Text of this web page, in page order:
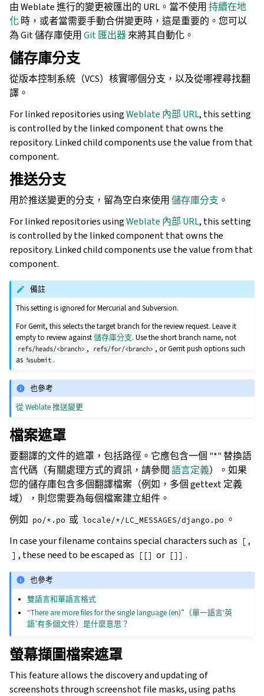
由 Weblate 進行的變更被匯出的 URL。當不使用 持續在地
化時，或者當需要手動合併變更時，這是重要的。您可以
為 Git 儲存庫使用 Git 匯出器來將其自動化。
儲存庫分支
從版本控制系統（VCS）核實哪個分支，以及從哪裡尋找翻
譯。
For linked repositories usingWeblate 內部 URL, this setting
is controlled by the linked component that owns the
repository. Linked child components use the value from that
component.
推送分支
用於推送變更的分支，留為空白來使用 儲存庫分支 。
For linked repositories usingWeblate 內部 URL, this setting
is controlled by the linked component that owns the
repository. Linked child components use the value from that
component.
備註
This setting is ignored for Mercurial and Subversion.
For Gerrit, this selects the target branch for the review request. Leave it
empty to review against儲存庫分支. Use the short branch name, not
refs/heads/<branch> , refs/for/<branch> , or Gerrit push options such
as %submit .
也參考
從 Weblate 推送變更
檔案遮罩
要翻譯的文件的遮罩，包括路徑。它應包含一個 "*" 替換語
言代碼（有關處理方式的資訊，請參閱 語言定義）。如果
您的儲存庫包含多個翻譯檔案（例如，多個 gettext 定義
域），則您需要為每個檔案建立組件。
例如 po/*.po 或 locale/*/LC_MESSAGES/django.po 。
In case your filename contains special characters such as
[ ,
] , these need to be escaped as [[] or []] .
也參考
雙語言和單語言格式
“There are more files for the single language (en)”（單一語言‘英
語’有多個文件）是什麼意思？
螢幕擷圖檔案遮罩
This feature allows the discovery and updating of
screenshots through screenshot file masks, using paths